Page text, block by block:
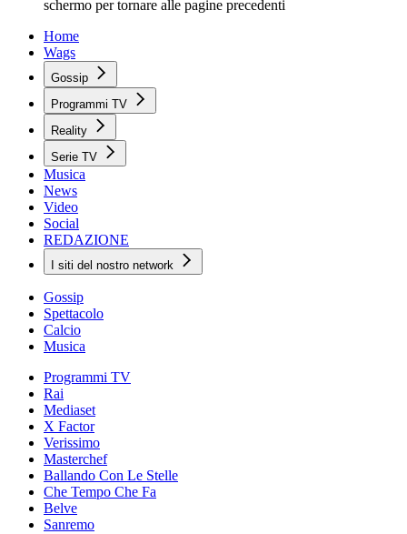
schermo per tornare alle pagine precedenti
Home
Wags
Gossip
Programmi TV
Reality
Serie TV
Musica
News
Video
Social
REDAZIONE
I siti del nostro network
Gossip
Spettacolo
Calcio
Musica
Programmi TV
Rai
Mediaset
X Factor
Verissimo
Masterchef
Ballando Con Le Stelle
Che Tempo Che Fa
Belve
Sanremo